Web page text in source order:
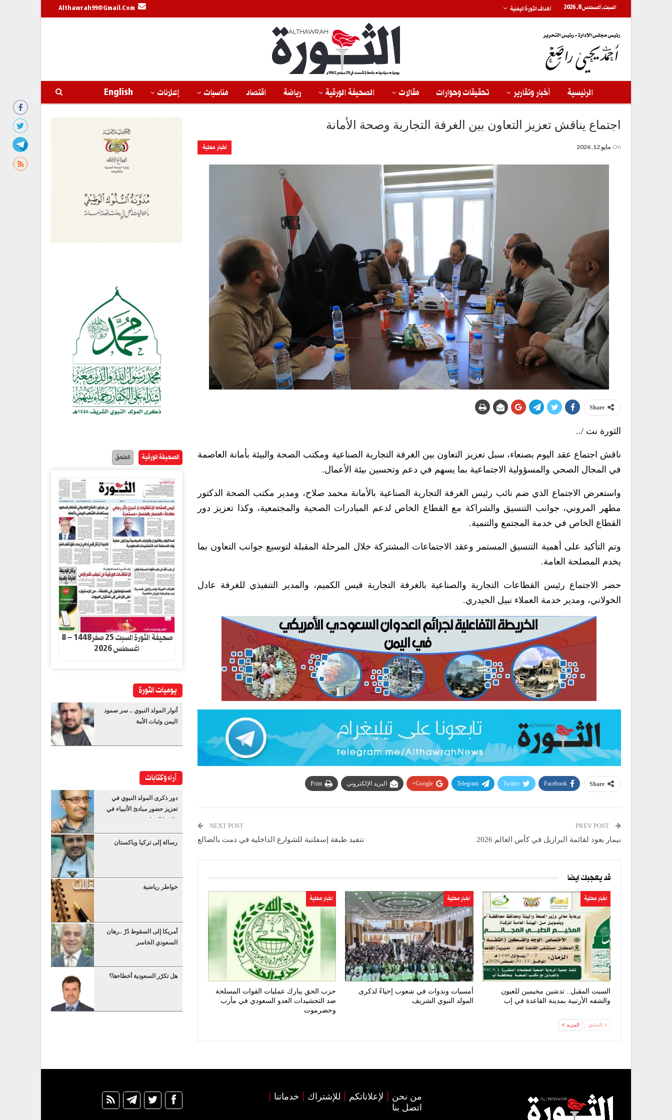
السبت, أغسطس 8, 2026 أهداف الثورة اليمنية Althawrah99@gmail.com
الرئيسية أخبار وتقارير تحقيقات وحوارات مقالات الصحيفة الورقية رياضة اقتصاد مناسبات إعلانات English
اجتماع يناقش تعزيز التعاون بين الغرفة التجارية وصحة الأمانة
اخبار محلية On مايو 12, 2026
Share
الثورة نت /..
ناقش اجتماع عقد اليوم بصنعاء، سبل تعزيز التعاون بين الغرفة التجارية الصناعية ومكتب الصحة والبيئة بأمانة العاصمة
في المجال الصحي والمسؤولية الاجتماعية بما يسهم في دعم وتحسين بيئة الأعمال.
واستعرض الاجتماع الذي ضم نائب رئيس الغرفة التجارية الصناعية بالأمانة محمد صلاح، ومدير مكتب الصحة الدكتور
مطهر المروني، جوانب التنسيق والشراكة مع القطاع الخاص لدعم المبادرات الصحية والمجتمعية، وكذا تعزيز دور
القطاع الخاص في خدمة المجتمع والتنمية.
وتم التأكيد على أهمية التنسيق المستمر وعقد الاجتماعات المشتركة خلال المرحلة المقبلة لتوسيع جوانب التعاون بما
يخدم المصلحة العامة.
حضر الاجتماع رئيس القطاعات التجارية والصناعية بالغرفة التجارية قيس الكميم، والمدير التنفيذي للغرفة عادل
الخولاني، ومدير خدمة العملاء نبيل الحيدري.
Share
Facebook
Twitter
Telegram
Google+ البريد الإلكتروني Print
نيمار يعود لقائمة البرازيل في كأس العالم 2026
NEXT POST
تنفيذ طبقة إسفلتية للشوارع الداخلية في دمت بالضالع
قد يعجبك ايضا
اخبار محلية
السبت المقبل.. تدشين مخيمين للعيون
والشفه الأرنبية بمدينة القاعدة في إب
اخبار محلية
أمسيات وندوات في شعوب إحياءً لذكرى
المولد النبوي الشريف
اخبار محلية
حزب الحق يبارك عمليات القوات المسلحة
ضد التحشيدات العدو السعودي في مأرب
وحضرموت
السابق المزيد
الصحيفة الورقية الملحق
صحيفة الثورة السبت 25 صفر1448 – 8
اغسطس 2026
يوميات الثورة
أنوار المولد النبوي .. سر صمود
اليمن وثبات الأمة
آراء وكتابات
دور ذكرى المولد النبوي في
تعزيز حضور مبادئ الأنبياء في
واقعنا المعاصر
رسالة إلى تركيا وباكستان
خواطر رياضية
أمريكا إلى السقوط دُرْ ..رهان
السعودي الخاسر
هل تكرّر السعودية أخطاءها؟
من نحن لإعلاناتكم للإشتراك
خدماتنا
اتصل بنا